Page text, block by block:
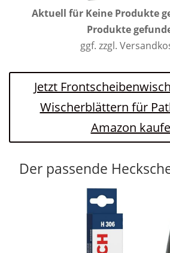
Aktuell für Keine Produkte
Produkte
ggf. zzgl.
Jetzt
Wischerblättern für
Amazon
Der passende